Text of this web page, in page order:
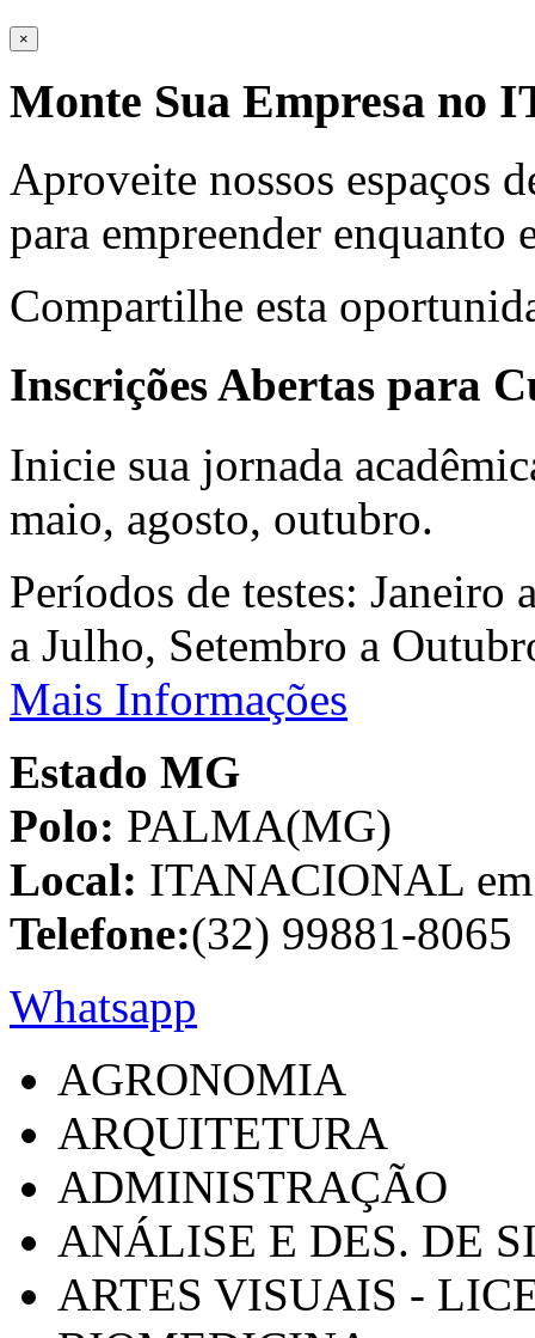
×
Monte Sua Empresa no
Aproveite nossos espaços
para empreender enquanto
Compartilhe esta
Inscrições Abertas para
Inicie sua jornada
maio, agosto, outubro.
Períodos de testes:
a Julho, Setembro a
Mais Informações
Estado MG
Polo: PALMA(MG)
Local: ITANACIONAL
Telefone:(32) 99881-8065
Whatsapp
AGRONOMIA
ARQUITETURA
ADMINISTRAÇÃO
ANÁLISE E DES. DE
ARTES VISUAIS -